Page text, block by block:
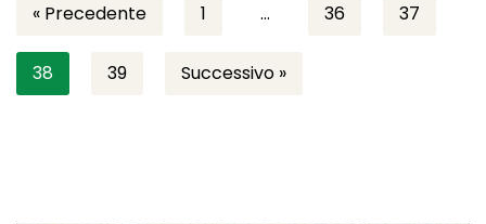
« Precedente 1 … 36 37
38 39 Successivo »